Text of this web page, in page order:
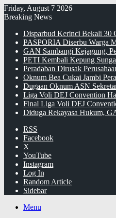
Friday, August 7 2026
Breaking News
Disparbud Kerinci Bekali 30
PASPORIA Diserbu Warga
GAN Sambangi Kejagung,
PETI Kembali Kepung
Peradaban Dirusak
Oknum Bea Cukai Jambi
Dugaan Oknum ASN
Liga Voli DEJ Convention
Final Liga Voli DEJ
Diduga Rekayasa Hukum,
RSS
Facebook
X
YouTube
Instagram
Log In
Random Article
Sidebar
Menu